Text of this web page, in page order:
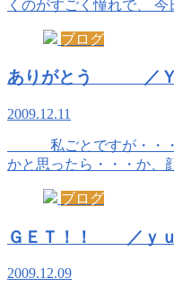
くのがすごく憧れで、
ブログ
ありがとう ／Ｙ
2009.12.11
私ごとですが・・・今
かと思ったら・・・か、
ブログ
ＧＥＴ！！ ／ｙｕ
2009.12.09